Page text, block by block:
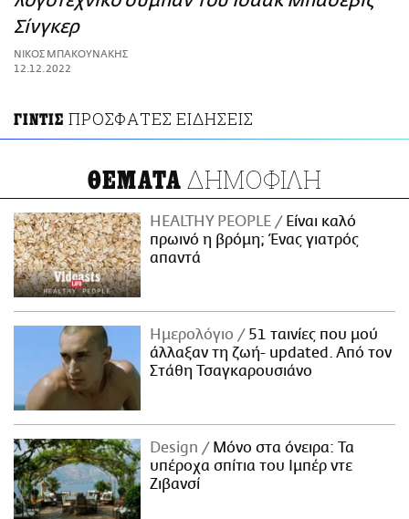
ΑΜΠΑ
PRINT
Σίνγκερ
ΝΙΚΟΣ ΜΠΑΚΟΥΝΑΚΗΣ
12.12.2022
ΓΙΝΤΙΣ ΠΡΟΣΦΑΤΕΣ ΕΙΔΗΣΕΙΣ
ΘΕΜΑΤΑ ΔΗΜΟΦΙΛΗ
HEALTHY PEOPLE
Είναι καλό
πρωινό η βρόμη; Ένας γιατρός
απαντά
Ημερολόγιο
51 ταινίες που μού
άλλαξαν τη ζωή- updated. Aπό τον
Στάθη Τσαγκαρουσιάνο
Design
Μόνο στα όνειρα: Τα
υπέροχα σπίτια του Ιμπέρ ντε
Ζιβανσί